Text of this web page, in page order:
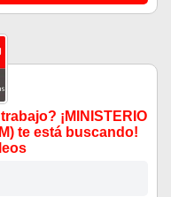
¡MINISTERIO
te está buscando!